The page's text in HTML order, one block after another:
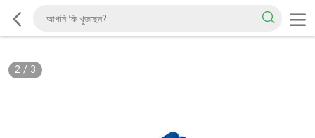
2/ 3